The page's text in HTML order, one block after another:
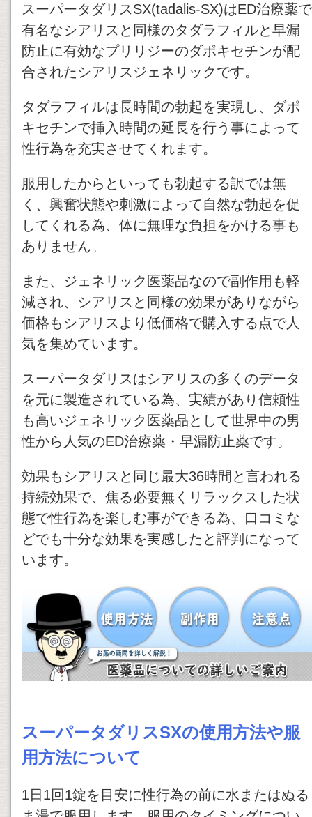
スーパータダリスSX(tadalis-SX)はED治療薬で
有名なシアリスと同様のタダラフィルと早漏
防止に有効なプリリジーのダポキセチンが配
合されたシアリスジェネリックです。
タダラフィルは長時間の勃起を実現し、ダポ
キセチンで挿入時間の延長を行う事によって
性行為を充実させてくれます。
服用したからといっても勃起する訳では無
く、興奮状態や刺激によって自然な勃起を促
してくれる為、体に無理な負担をかける事も
ありません。
また、ジェネリック医薬品なので副作用も軽
減され、シアリスと同様の効果がありながら
価格もシアリスより低価格で購入する点で人
気を集めています。
スーパータダリスはシアリスの多くのデータ
を元に製造されている為、実績があり信頼性
も高いジェネリック医薬品として世界中の男
性から人気のED治療薬・早漏防止薬です。
効果もシアリスと同じ最大36時間と言われる
持続効果で、焦る必要無くリラックスした状
態で性行為を楽しむ事ができる為、口コミな
どでも十分な効果を実感したと評判になって
います。
スーパータダリスSXの使用方法や服
用方法について
1日1回1錠を目安に性行為の前に水またはぬる